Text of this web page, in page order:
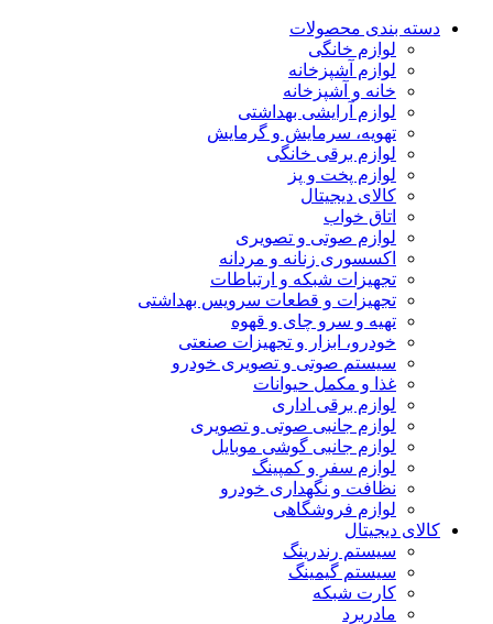
دسته بندی محصولات
لوازم خانگی
لوازم آشپزخانه
خانه و آشپزخانه
لوازم آرایشی بهداشتی
تهویه، سرمایش و گرمایش
لوازم برقی خانگی
لوازم پخت و پز
کالای دیجیتال
اتاق خواب
لوازم صوتی و تصویری
اکسسوری زنانه و مردانه
تجهیزات شبکه و ارتباطات
تجهیزات و قطعات سرویس بهداشتی
تهیه و سرو چای و قهوه
خودرو، ابزار و تجهیزات صنعتی
سیستم صوتی و تصویری خودرو
غذا و مکمل حیوانات
لوازم برقی اداری
لوازم جانبی صوتی و تصویری
لوازم جانبی گوشی موبایل
لوازم سفر و کمپینگ
نظافت و نگهداری خودرو
لوازم فروشگاهی
کالای دیجیتال
سیستم رندرینگ
سیستم گیمینگ
کارت شبکه
مادربرد